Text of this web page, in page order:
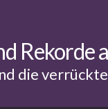
Rekorde
die